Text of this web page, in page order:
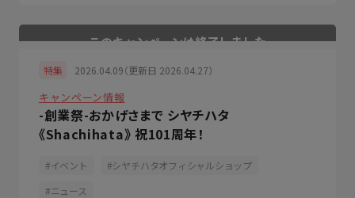
特集 2026.04.09（更新日 2026.04.27）
キャンペーン情報
-創業祭-おかげさまで シヤチハタ
《Shachihata》 祝101周年！
イベント
シヤチハタオフィシャルショップ
ニュース